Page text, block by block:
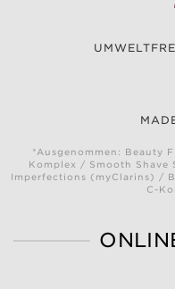
*Ausgenommen: Beauty
Komplex / Smooth Shave
Imperfections (myClarins) /
C-